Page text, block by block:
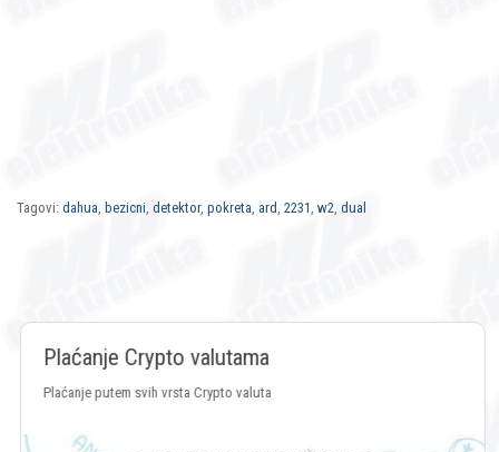
Tagovi: dahua, bezicni, detektor, pokreta, ard, 2231, w2, dual
Plaćanje Crypto valutama
Plaćanje putem svih vrsta Crypto valuta